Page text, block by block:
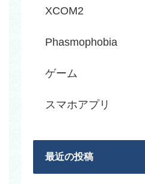
XCOM2
Phasmophobia
ゲーム
スマホアプリ
最近の投稿